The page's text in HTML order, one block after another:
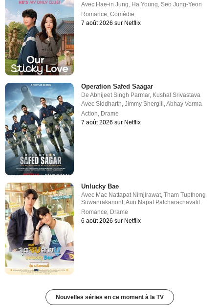
Avec Hae-in Jung, Ha Young,Seo Jung-Yeon
Romance,Comédie
7 août 2026 sur Netflix
Operation Safed Saagar
DeAbhijeet Singh Parmar, Kushal Srivastava
AvecSiddharth,Jimmy Shergill ,Abhay Verma
Action, Drame
7 août 2026 sur Netflix
Unlucky Bae
Avec Mac Nattapat Nimjirawat ,Tham Tupthong
Suwanrakanont ,Aun Napat Patcharachavalit
Romance Drame
6 août 2026 sur Netflix
Nouvelles séries en ce moment à la TV